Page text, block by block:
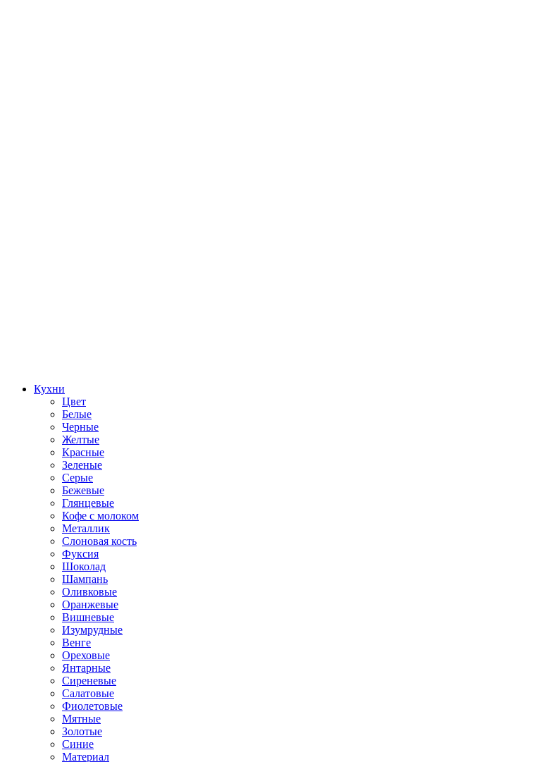
Кухни
Цвет
Белые
Черные
Желтые
Красные
Зеленые
Серые
Бежевые
Глянцевые
Кофе с молоком
Металлик
Слоновая кость
Фуксия
Шоколад
Шампань
Оливковые
Оранжевые
Вишневые
Изумрудные
Венге
Ореховые
Янтарные
Сиреневые
Салатовые
Фиолетовые
Мятные
Золотые
Синие
Материал